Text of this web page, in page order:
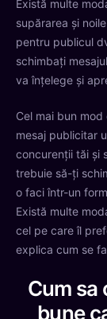
Există multe
supărarea și
pentru publicul
schimbați
va înțelege și
Cel mai bun
mesaj publicitar
concurenții tăi și
trebuie să-ți
o faci într-un
Există multe
cel pe care îl
explica cum se
Cum sa
bune